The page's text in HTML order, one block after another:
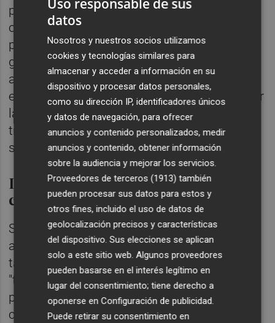
pocos países tienen signos de transmisión
comunitaria sostenida. "La mayoría de los
países todavía tienen casos esporádicos o
grupos definidos. Todos debemos
alentarnos de eso. Mientras ese sea el caso,
esos países tienen la oportunidad de romper
las cadenas de transmisión, prevenir la
transmisión comunitaria y reducir la carga
sobre sus sistemas de salud", ha advertido.
La OMS cree que aún es
controlable
Según ha señalado el director de la OMS,
aunque "ciertamente es preocupante" que
tanta gente y países hayan sido afectados,
"tan rápido", considera que podría ser la
primera pandemia en la historia que podría
controlarse.
Uso responsable de sus
datos
Nosotros y nuestros socios utilizamos
cookies y tecnologías similares para
almacenar y acceder a información en su
dispositivo y procesar datos personales,
como su dirección IP, identificadores únicos
y datos de navegación, para ofrecer
anuncios y contenido personalizados, medir
anuncios y contenido, obtener información
sobre la audiencia y mejorar los servicios.
Proveedores de terceros (1913) también
pueden procesar sus datos para estos y
otros fines, incluido el uso de datos de
geolocalización precisos y características
del dispositivo. Sus elecciones se aplican
solo a este sitio web. Algunos proveedores
pueden basarse en el interés legítimo en
lugar del consentimiento; tiene derecho a
oponerse enConfiguración de publicidad.
Puede retirar su consentimiento en